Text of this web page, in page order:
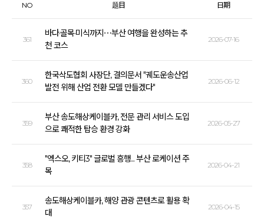
NO 题目 日期
361
바다·골목·미식까지⋯부산 여행을 완성하는 추
천 코스
2026-07-16
360
한국삭도협회 사장단, 결의문서 "궤도운송산업
발전 위해 산업 전환 모델 만들겠다"
2026-06-12
359
부산 송도해상케이블카, 전문 관리 서비스 도입
으로 쾌적한 탑승 환경 강화
2026-05-27
358
"엑스오, 키티3" 글로벌 흥행... 부산 로케이션 주
목
2026-04-21
357
송도해상케이블카, 해양 관광 콘텐츠로 활용 확
대
2026-04-15